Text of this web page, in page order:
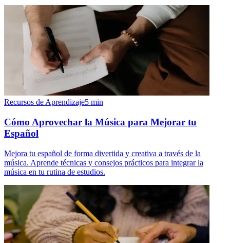
Recursos de Aprendizaje5 min
Cómo Aprovechar la Música para Mejorar tu
Español
Mejora tu español de forma divertida y creativa a través de la
música. Aprende técnicas y consejos prácticos para integrar la
música en tu rutina de estudios.